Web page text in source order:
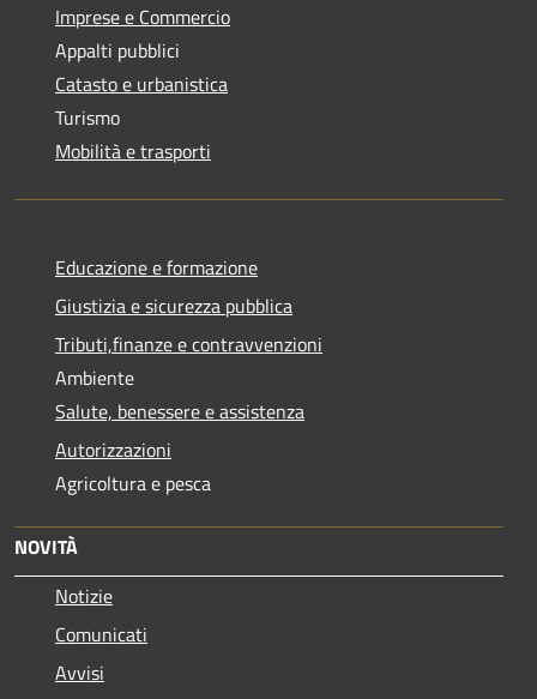
Imprese e Commercio
Appalti pubblici
Catasto e urbanistica
Turismo
Mobilità e trasporti
Educazione e formazione
Giustizia e sicurezza pubblica
Tributi,finanze e contravvenzioni
Ambiente
Salute, benessere e assistenza
Autorizzazioni
Agricoltura e pesca
NOVITÀ
Notizie
Comunicati
Avvisi